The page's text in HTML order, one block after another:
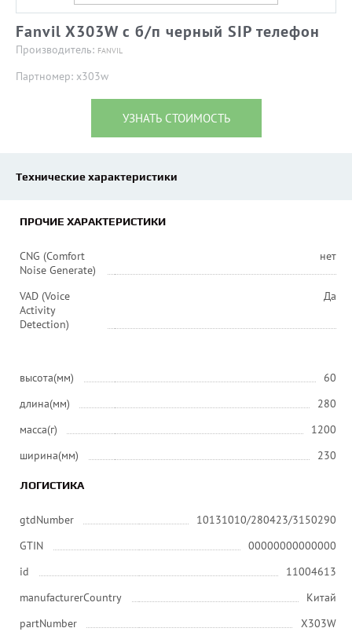
Fanvil X303W c б/п черный SIP телефон
Производитель: FANVIL
Партномер: x303w
УЗНАТЬ СТОИМОСТЬ
Технические характеристики
ПРОЧИЕ ХАРАКТЕРИСТИКИ
CNG (Comfort
Noise Generate)
нет
VAD (Voice
Activity
Detection)
Да
высота(мм)
60
длина(мм)
280
масса(г)
1200
ширина(мм)
230
ЛОГИСТИКА
gtdNumber
10131010/280423/3150290
GTIN
00000000000000
id
11004613
manufacturerCountry
Китай
partNumber
X303W